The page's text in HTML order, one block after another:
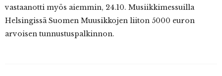
vastaanotti myös aiemmin, 24.10. Musiikkimessuilla
Helsingissä Suomen Muusikkojen liiton 5000 euron
arvoisen tunnustuspalkinnon.